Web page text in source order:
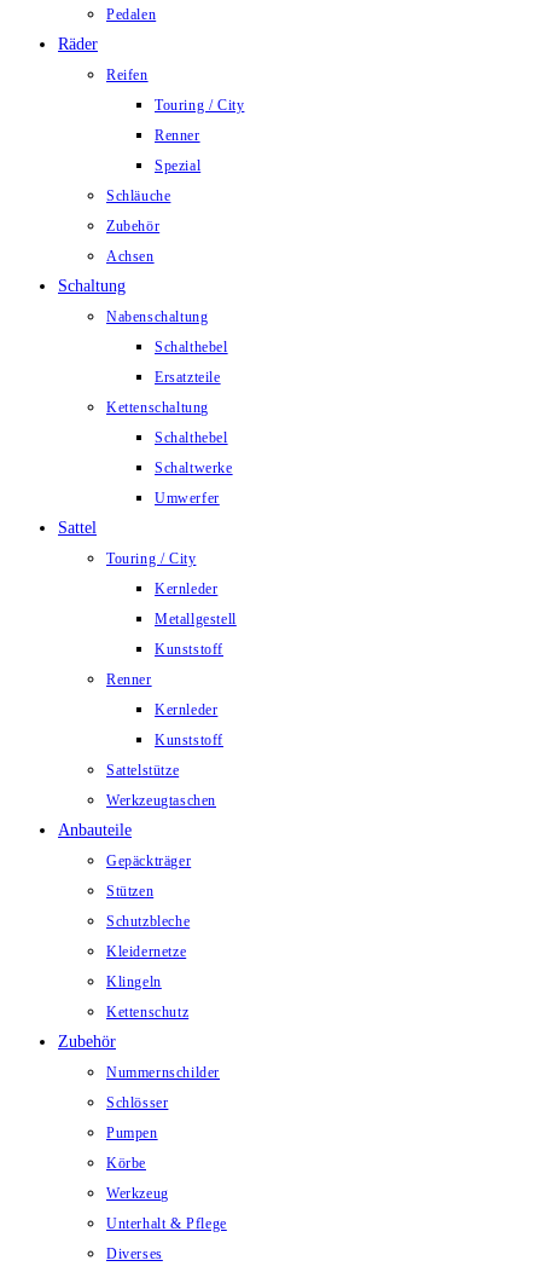
Pedalen
Räder
Reifen
Touring / City
Renner
Spezial
Schläuche
Zubehör
Achsen
Schaltung
Nabenschaltung
Schalthebel
Ersatzteile
Kettenschaltung
Schalthebel
Schaltwerke
Umwerfer
Sattel
Touring / City
Kernleder
Metallgestell
Kunststoff
Renner
Kernleder
Kunststoff
Sattelstütze
Werkzeugtaschen
Anbauteile
Gepäckträger
Stützen
Schutzbleche
Kleidernetze
Klingeln
Kettenschutz
Zubehör
Nummernschilder
Schlösser
Pumpen
Körbe
Werkzeug
Unterhalt & Pflege
Diverses